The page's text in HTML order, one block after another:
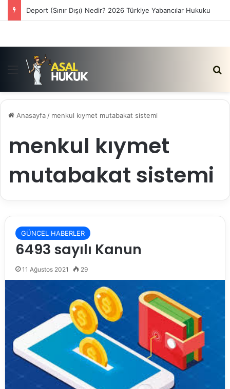
Deport (Sınır Dışı) Nedir? 2026 Türkiye Yabancılar Hukuku
Menü
Anasayfa / menkul kıymet mutabakat sistemi
menkul kıymet
mutabakat sistemi
GÜNCEL HABERLER
6493 sayılı Kanun
11 Ağustos 2021 29